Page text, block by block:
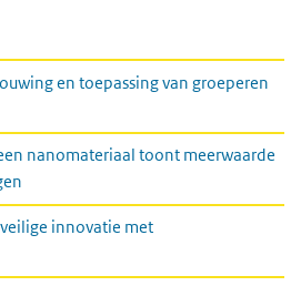
en toepassing van groeperen
nanomateriaal toont meerwaarde
innovatie met